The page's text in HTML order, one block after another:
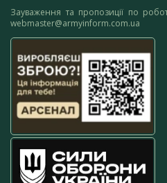
Зауваження та пропозиції по
webmaster@armyinform.com.ua